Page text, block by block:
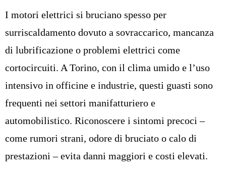
I motori elettrici si bruciano spesso per
surriscaldamento dovuto a sovraccarico, mancanza
di lubrificazione o problemi elettrici come
cortocircuiti. A Torino, con il clima umido e l’uso
intensivo in officine e industrie, questi guasti sono
frequenti nei settori manifatturiero e
automobilistico. Riconoscere i sintomi precoci –
come rumori strani, odore di bruciato o calo di
prestazioni – evita danni maggiori e costi elevati.